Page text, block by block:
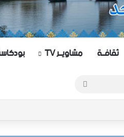
ثقافــة مشاويــر TV
عن